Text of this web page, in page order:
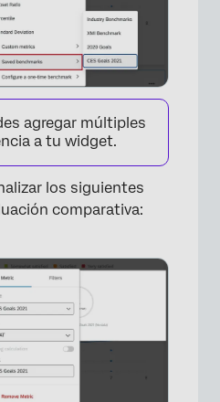
×
agregar múltiples
a tu widget.
los siguientes
comparativa: